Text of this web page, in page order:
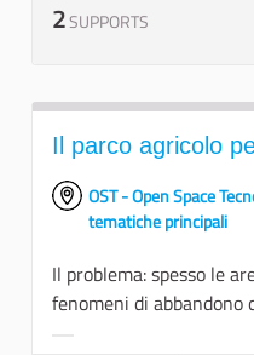
2SUPPORTS
Il parco agricolo
OST - Open Space
tematiche principali
Il problema: spesso le
fenomeni di abbandono